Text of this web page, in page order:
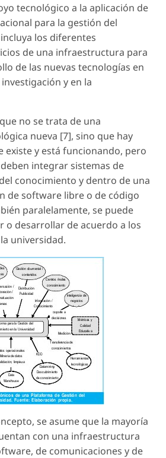
tecnológico a la aplicación de
para la gestión del
los diferentes
de una infraestructura para
de las nuevas tecnologías en
y en la
no se trata de una
nueva [7], sino que hay
existe y está funcionando, pero
integrar sistemas de
conocimiento y dentro de una
de software libre o de código
paralelamente, se puede
o desarrollar de acuerdo a los
universidad.
se asume que la mayoría
con una infraestructura
de comunicaciones y de